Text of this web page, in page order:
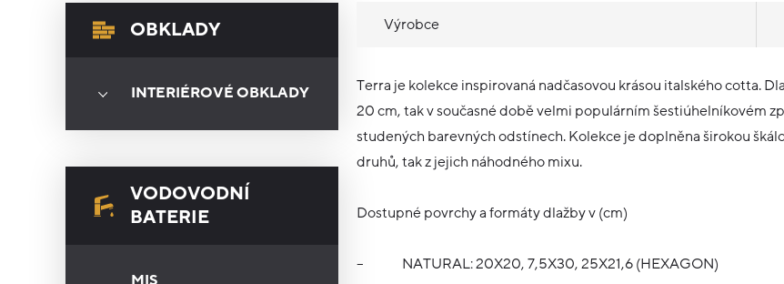
OBKLADY
INTERIÉROVÉ OBKLADY
VODOVODNÍ
BATERIE
Výrobce
Terra je kolekce inspirovaná nadčasovou krásou italského cotta.
20 cm, tak v současné době velmi populárním šestiúhelníkovém
studených barevných odstínech. Kolekce je doplněna širokou
druhů, tak z jejich náhodného mixu.
Dostupné povrchy a formáty dlažby v (cm)
– NATURAL: 20X20, 7,5X30, 25X21,6 (HEXAGON)